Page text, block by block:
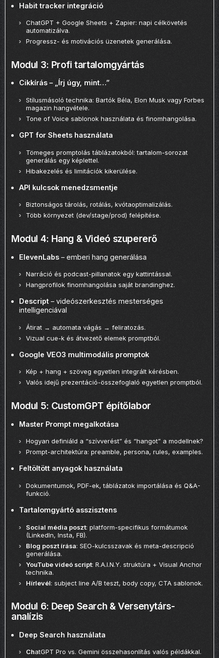
Habit tracker integráció
ChatGPT + Google Sheets + Zapier: napi célkövetés
automatizálva.
Progressz- és motivációs üzenetek generálása.
Modul 3: Profi tartalomgyártás
Cikkírás – „Írj úgy, mint…”
Stílusmásoló technika: Bartók Béla, Elon Musk vagy Forbes
magazin hangvétele.
Tone of Voice sablonok használata és finomhangolása.
GPT for Sheets használata
Tömeges promptolás táblázatokból: tartalom-sorozat
generálás egy képlettel.
Hibakezelés és limitációk kikerülése.
API kulcsok menedzsmentje
Biztonságos tárolás, rotálás, kvótaoptimalizálás.
Több környezet (dev/stage/prod) felépítése.
Modul 4: Hang & Videó szupererő
ElevenLabs – emberi hang generálása
Narráció és podcast-pillanatok egy kattintással.
Hangprofilok finomhangolása saját brandinghez.
Descript – videószerkesztés mesterséges
intelligenciával
Átirat → automata vágás → feliratozás.
Vizual cue-k és átvezető elemek promptból.
Google VEO3 multimodális promptok
Kép + hang + szöveg egyetlen integrált kérésben.
Valós idejű prezentáció-összefoglaló egyetlen promptból.
Modul 5: CustomGPT építőlabor
Master Prompt megalkotása
Hogyan definiáld a “szívverést” és “hangot” a modellnek?
Prompt-architektúra: preamble, persona, rules, examples.
Feltöltött anyagok használata
Dokumentumok, PDF-ek, táblázatok importálása és Q&A-
funkció.
Tartalomgyártó asszisztens
Social média poszt: platform-specifikus formátumok
(LinkedIn, Insta, FB).
Blog poszt írása: SEO-kulcsszavak és meta-descripció
generálása.
YouTube videó script: R.A.I.N.Y. struktúra + Visual Anchor
technika.
Hírlevél: subject line A/B teszt, body copy, CTA sablonok.
Modul 6: Deep Search & Versenytárs-
analízis
Deep Search használata
ChatGPT Pro vs. Gemini összehasonlítás valós példákkal.